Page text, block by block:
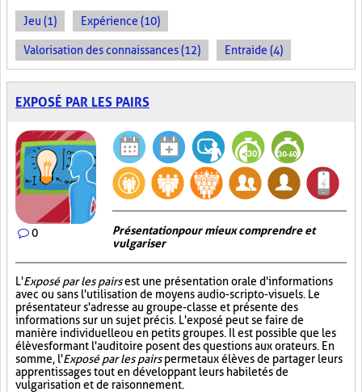
Jeu (1) Expérience (10)
Valorisation des connaissances (12) Entraide (4)
EXPOSÉ PAR LES PAIRS
0
Présentation pour mieux comprendre et
vulgariser
L'Exposé par les pairsest une présentation orale d'informations
avec ou sans l'utilisation de moyens audio-scripto-visuels. Le
présentateur s'adresse au groupe-classe et présente des
informations sur un sujet précis. L'exposé peut se faire de
manière individuelle ou en petits groupes. Il est possible que les
élèves formant l'auditoire posent des questions aux orateurs. En
somme, l'Exposé par les pairspermet aux élèves de partager leurs
apprentissages tout en développant leurs habiletés de
vulgarisation et de raisonnement.